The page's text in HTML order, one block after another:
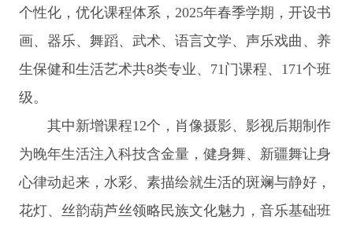
个性化，优化课程体系，2025年春季学期，开设书
画、器乐、舞蹈、武术、语言文学、声乐戏曲、养
生保健和生活艺术共8类专业、71门课程、171个班
级。
其中新增课程12个，肖像摄影、影视后期制作
为晚年生活注入科技含金量，健身舞、新疆舞让身
心律动起来，水彩、素描绘就生活的斑斓与静好，
花灯、丝韵葫芦丝领略民族文化魅力，音乐基础班